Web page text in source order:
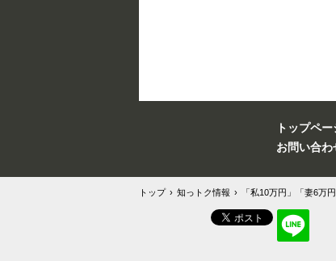
トップペー
お問い合わ
トップ › 知っトク情報 › 「私10万円」「妻6万